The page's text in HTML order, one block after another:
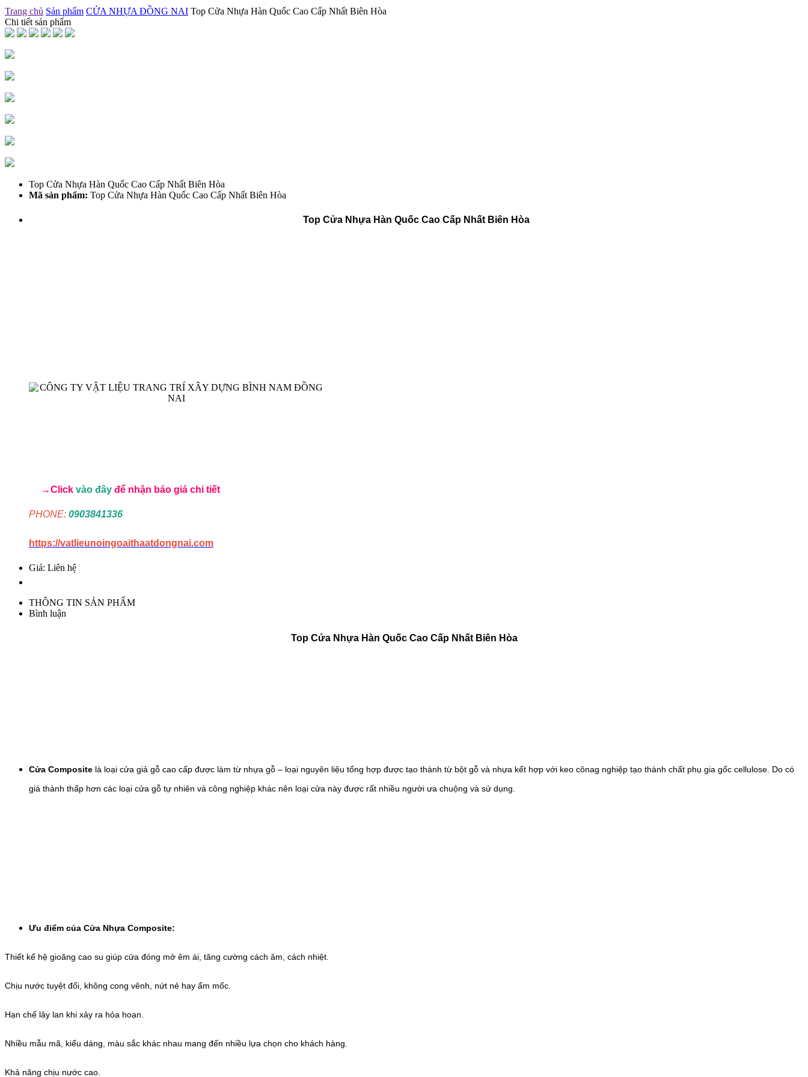
Trang chủ Sản phẩm CỬA NHỰA ĐỒNG NAI Top Cửa Nhựa Hàn Quốc Cao Cấp Nhất Biên Hòa
Chi tiết sản phẩm
Top Cửa Nhựa Hàn Quốc Cao Cấp Nhất Biên Hòa
Mã sản phẩm: Top Cửa Nhựa Hàn Quốc Cao Cấp Nhất Biên Hòa
Top Cửa Nhựa Hàn Quốc Cao Cấp Nhất Biên Hòa
→Click vào đây để nhận báo giá chi tiết
PHONE: 0903841336
https://vatlieunoingoaithaatdongnai.com
Giá: Liên hệ
THÔNG TIN SẢN PHẨM
Bình luận
Top Cửa Nhựa Hàn Quốc Cao Cấp Nhất Biên Hòa
Cửa Composite là loại cửa giả gỗ cao cấp được làm từ nhựa gỗ – loại nguyên liệu tổng hợp được tạo thành từ bột gỗ và nhựa kết hợp với keo cônag nghiệp tạo thành chất phụ gia gốc cellulose. Do có
giá thành thấp hơn các loại cửa gỗ tự nhiên và công nghiệp khác nên loại cửa này được rất nhiều người ưa chuộng và sử dụng.
Ưu điểm của Cửa Nhựa Composite:
Thiết kế hệ gioăng cao su giúp cửa đóng mở êm ái, tăng cường cách âm, cách nhiệt.
Chịu nước tuyệt đối, không cong vênh, nứt nẻ hay ẩm mốc.
Hạn chế lây lan khi xảy ra hỏa hoạn.
Nhiều mẫu mã, kiểu dáng, màu sắc khác nhau mang đến nhiều lựa chọn cho khách hàng.
Khả năng chịu nước cao.